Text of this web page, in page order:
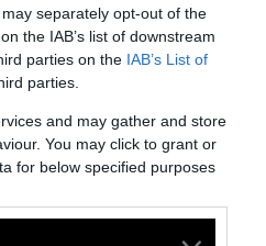
separately opt-out of the
the IAB’s list of downstream
parties on the IAB’s List of
parties.
and may gather and store
You may click to grant or
for below specified purposes